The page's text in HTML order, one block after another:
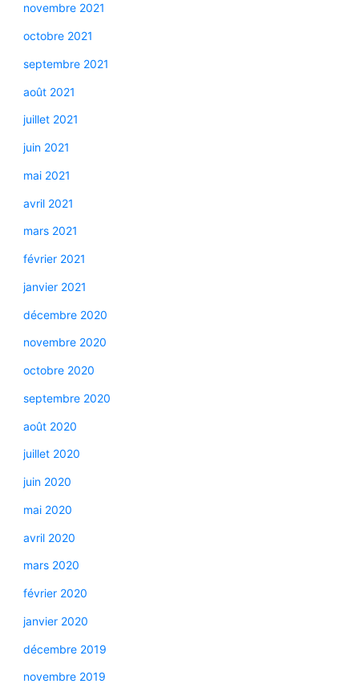
novembre 2021
octobre 2021
septembre 2021
août 2021
juillet 2021
juin 2021
mai 2021
avril 2021
mars 2021
février 2021
janvier 2021
décembre 2020
novembre 2020
octobre 2020
septembre 2020
août 2020
juillet 2020
juin 2020
mai 2020
avril 2020
mars 2020
février 2020
janvier 2020
décembre 2019
novembre 2019